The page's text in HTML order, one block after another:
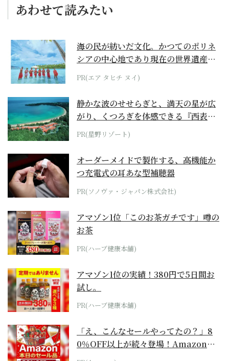
あわせて読みたい
海の民が紡いだ文化。かつてのポリネ
シアの中心地であり現在の世界遺産か
らみえてくる...
PR(エア タヒチ ヌイ)
静かな波のせせらぎと、満天の星が広
がり、くつろぎを体感できる『西表島
ホテル by...
PR(星野リゾート)
オーダーメイドで製作する、高機能か
つ充電式の耳あな型補聴器
PR(ソノヴァ・ジャパン株式会社)
アマゾン1位「このお茶ガチです」噂の
お茶
PR(ハーブ健康本舗)
アマゾン1位の実績！380円で5日間お
試し。
PR(ハーブ健康本舗)
「え、こんなセールやってたの？」8
0％OFF以上が続々登場！Amazonの
本気が...